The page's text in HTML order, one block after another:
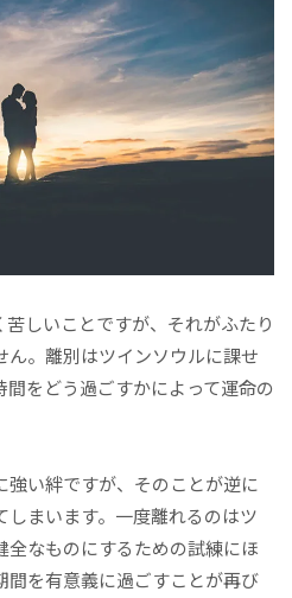
しいことですが、それがふたり
。離別はツインソウルに課せ
をどう過ごすかによって運命の
い絆ですが、そのことが逆に
まいます。一度離れるのはツ
なものにするための試練にほ
間を有意義に過ごすことが再び